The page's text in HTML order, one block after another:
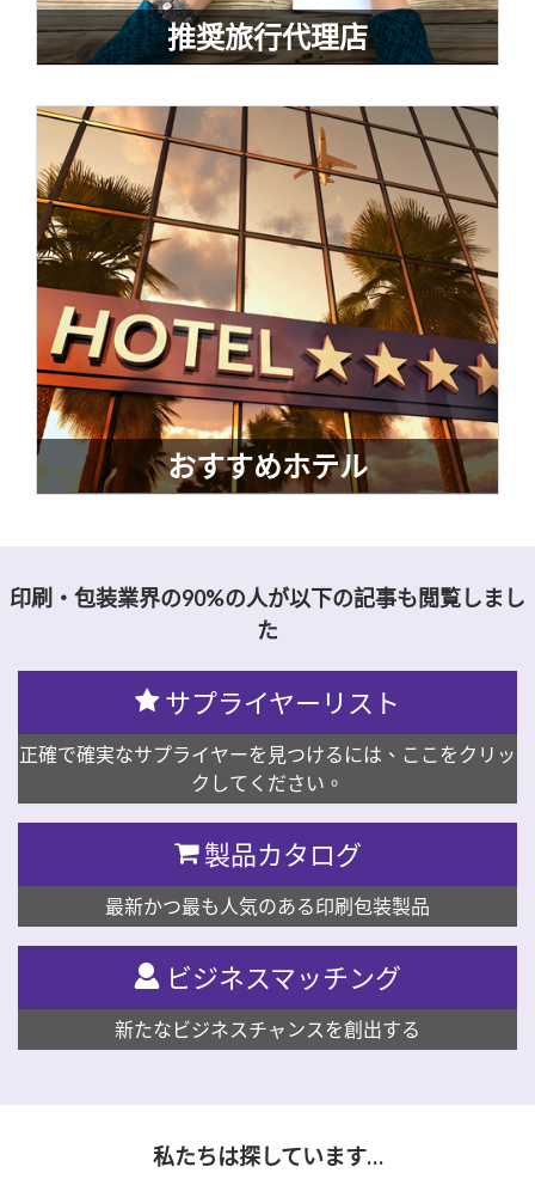
推奨旅行代理店
おすすめホテル
印刷・包装業界の90%の人が以下の記事も閲覧しまし
た
サプライヤーリスト
正確で確実なサプライヤーを見つけるには、ここをクリッ
クしてください。
製品カタログ
最新かつ最も人気のある印刷包装製品
ビジネスマッチング
新たなビジネスチャンスを創出する
私たちは探しています…